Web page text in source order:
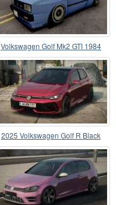
Volkswagen Golf Mk2 GTI 1984
Rocket Bunny
2025 Volkswagen Golf R Black
Edition